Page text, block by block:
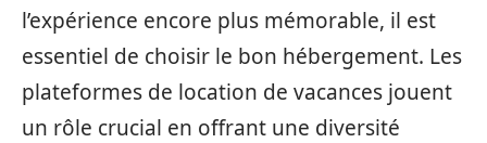
l’expérience encore plus mémorable, il est
essentiel de choisir le bon hébergement. Les
plateformes de location de vacances jouent
un rôle crucial en offrant une diversité